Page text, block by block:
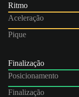
Ritmo
Aceleração
Pique
Finalização
Posicionamento
Finalização